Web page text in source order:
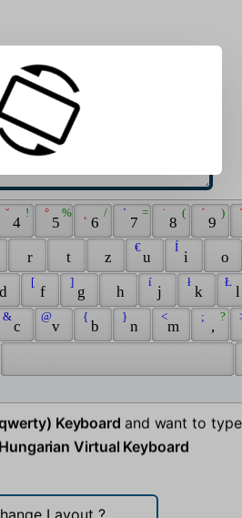
characters into the box:
4
!
˘
5
%
°
6
/
7
=
`
8
(
˙
9
)
´
r t z u
€
i
Í
o
f
[
g
]
h j
í
k
ł Ł
c
&
v
@
b
{
n
}
m
<
,
?
;
Keyboard and want to type
Virtual Keyboard
Layout ?